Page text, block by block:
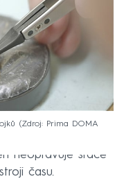
Zdroj: Prima DOMA
neopravuje srdce
času.